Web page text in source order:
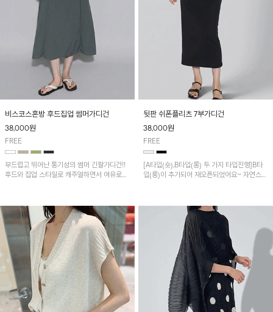
비스코스혼방 후드집업 썸머가디건
38,000원
FREE
부드럽고 뛰어난 통기성의 썸머 긴팔가디건!!
후드와 집업 스타일로 캐주얼하면서 여유로운
뒷판 쉬폰플리츠 7부가디건
38,000원
FREE
[A타입(숏),B타입(롱) 두 가지 타입진행]B타
입(롱)이 추가되어 재오픈되었어요~ 자연스럽
재가 원단배색 되어 시원한 착용감!